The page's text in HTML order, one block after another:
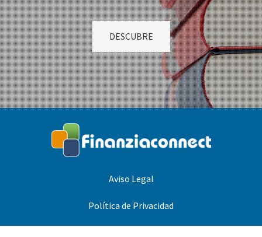
DESCUBRE
Aviso Legal
Política de Privacidad